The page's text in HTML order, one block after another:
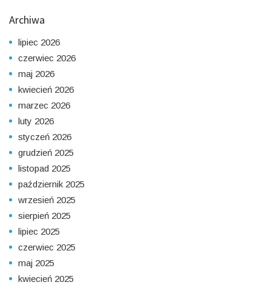
Archiwa
lipiec 2026
czerwiec 2026
maj 2026
kwiecień 2026
marzec 2026
luty 2026
styczeń 2026
grudzień 2025
listopad 2025
październik 2025
wrzesień 2025
sierpień 2025
lipiec 2025
czerwiec 2025
maj 2025
kwiecień 2025